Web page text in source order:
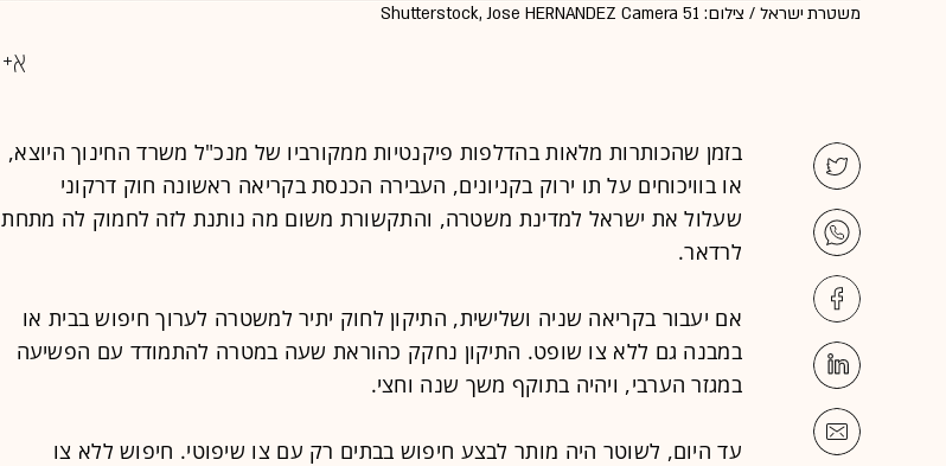
משטרת ישראל / צילום: Shutterstock, Jose HERNANDEZ Camera 51
בזמן שהכותרות מלאות בהדלפות פיקנטיות ממקורביו של מנכ"ל משרד החינוך היוצא,
או בוויכוחים על תו ירוק בקניונים, העבירה הכנסת בקריאה ראשונה חוק דרקוני
שעלול את ישראל למדינת משטרה, והתקשורת משום מה נותנת לזה לחמוק לה מתחת
לרדאר.
אם יעבור בקריאה שניה ושלישית, התיקון לחוק יתיר למשטרה לערוך חיפוש בבית או
במבנה גם ללא צו שופט. התיקון נחקק כהוראת שעה במטרה להתמודד עם הפשיעה
במגזר הערבי, ויהיה בתוקף משך שנה וחצי.
עד היום, לשוטר היה מותר לבצע חיפוש בבתים רק עם צו שיפוטי. חיפוש ללא צו